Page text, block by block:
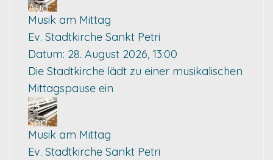
Aug.
Musik am Mittag
Ev. Stadtkirche Sankt Petri
Datum: 28. August 2026, 13:00
Die Stadtkirche lädt zu einer musikalischen
Mittagspause ein
04
Sep.
Musik am Mittag
Ev. Stadtkirche Sankt Petri